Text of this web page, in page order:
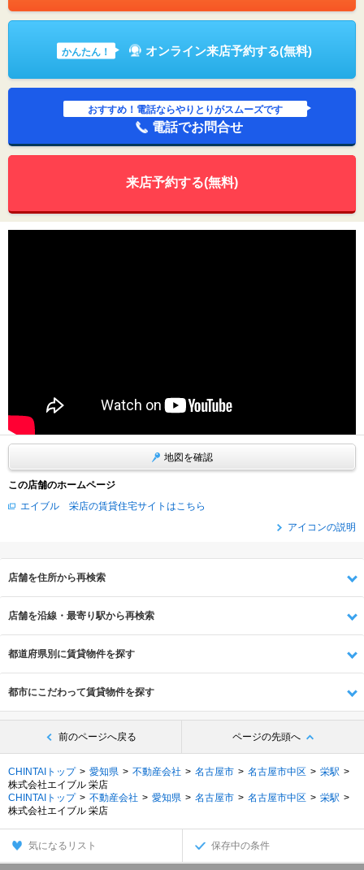
かんたん！ オンライン来店予約する(無料)
おすすめ！電話ならやりとりがスムーズです
電話でお問合せ
来店予約する(無料)
地図を確認
この店舗のホームページ
エイブル 栄店の賃貸住宅サイトはこちら
アイコンの説明
店舗を住所から再検索
店舗を沿線・最寄り駅から再検索
都道府県別に賃貸物件を探す
都市にこだわって賃貸物件を探す
前のページへ戻る ページの先頭へ
CHINTAIトップ 愛知県 不動産会社 名古屋市 名古屋市中区
栄駅
株式会社エイブル 栄店
CHINTAIトップ
不動産会社 愛知県 名古屋市 名古屋市中区
栄駅
株式会社エイブル 栄店
気になるリスト 保存中の条件